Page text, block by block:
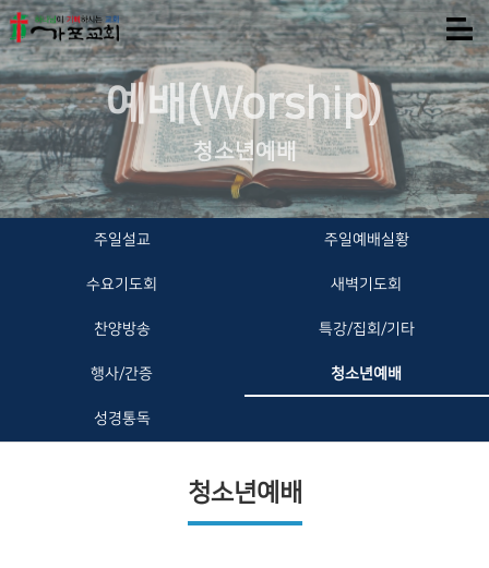
예배(Worship)
청소년예배
주일설교 주일예배실황
수요기도회 새벽기도회
찬양방송 특강/집회/기타
행사/간증 청소년예배
성경통독
청소년예배